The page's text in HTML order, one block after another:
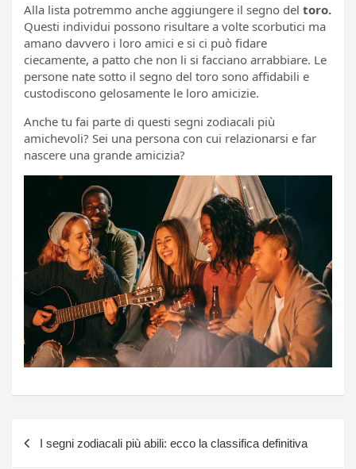
Alla lista potremmo anche aggiungere il segno del toro.
Questi individui possono risultare a volte scorbutici ma
amano davvero i loro amici e si ci può fidare
ciecamente, a patto che non li si facciano arrabbiare. Le
persone nate sotto il segno del toro sono affidabili e
custodiscono gelosamente le loro amicizie.
Anche tu fai parte di questi segni zodiacali più
amichevoli? Sei una persona con cui relazionarsi e far
nascere una grande amicizia?
articoli
I segni zodiacali più abili: ecco la classifica definitiva